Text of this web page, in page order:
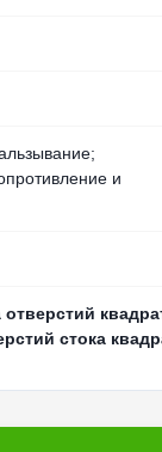
и
стока